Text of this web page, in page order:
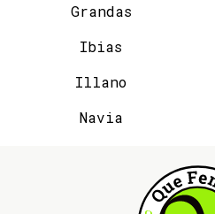
Grandas
Ibias
Illano
Navia